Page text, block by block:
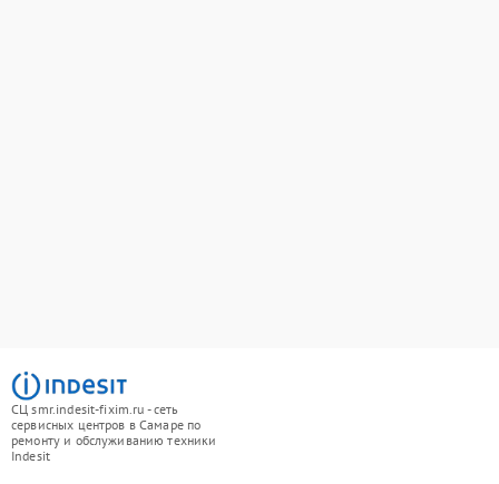
СЦ smr.indesit-fixim.ru - сеть
сервисных центров в Самаре по
ремонту и обслуживанию техники
Indesit